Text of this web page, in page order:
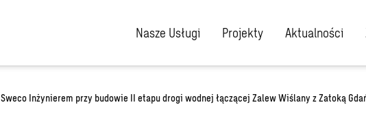
Nasze Usługi Projekty Aktualności
Sweco Inżynierem przy budowie II etapu drogi wodnej łączącej Zalew Wiślany z Zatoką